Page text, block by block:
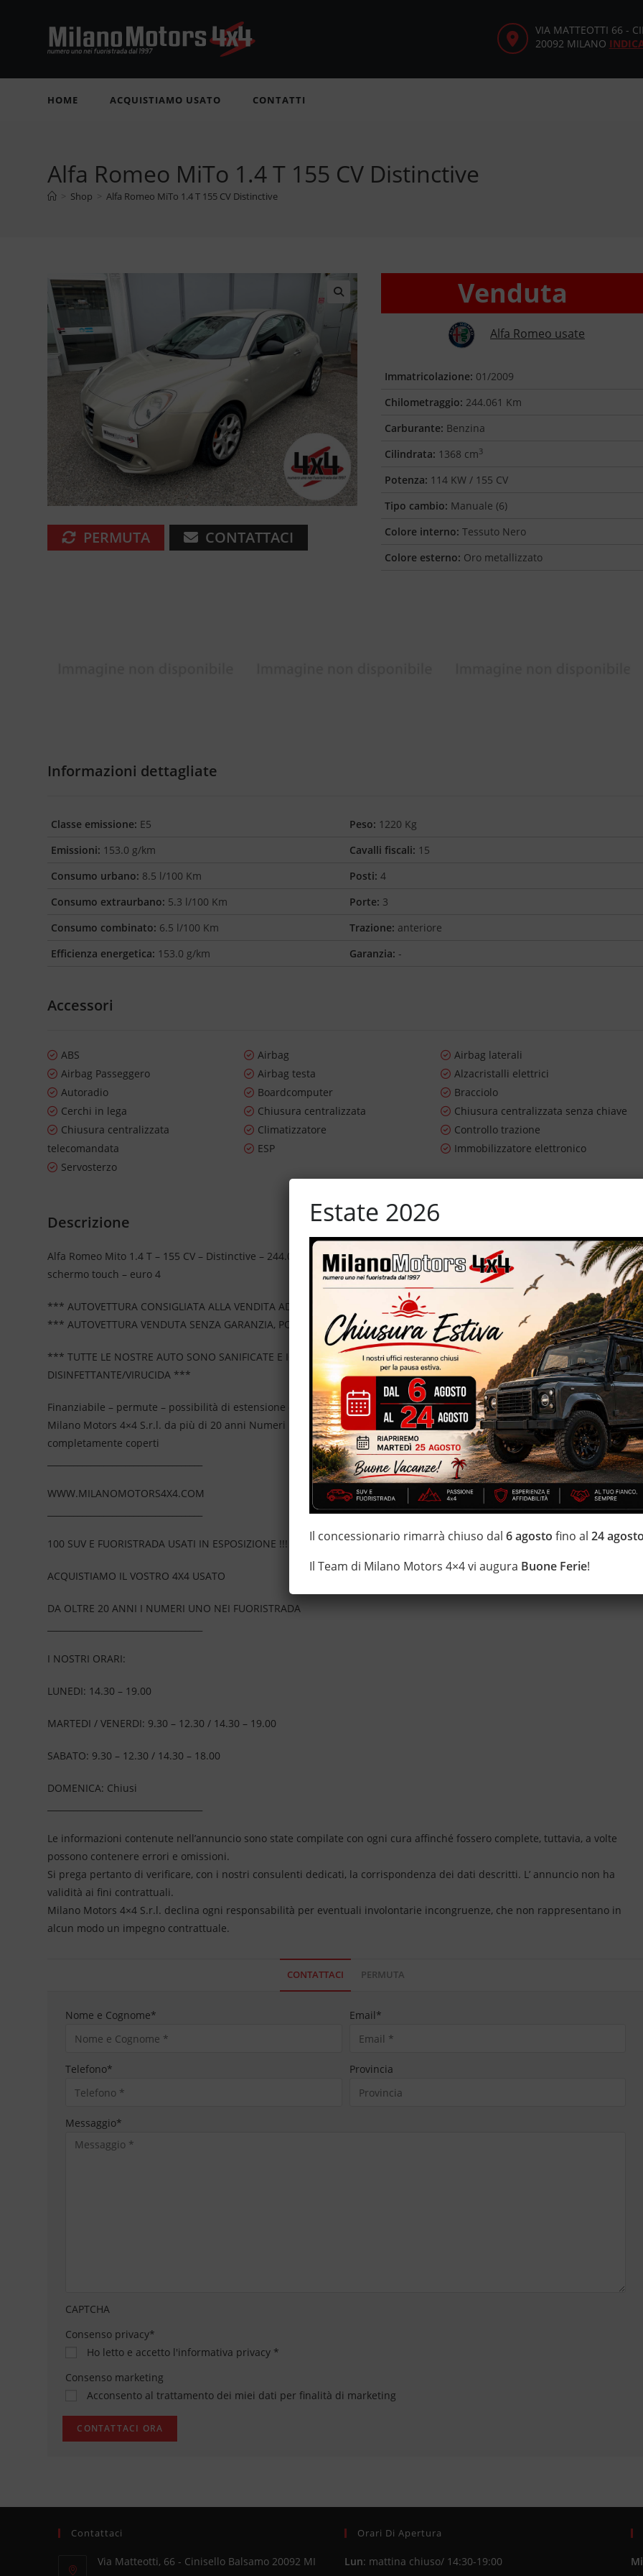
VIA MATTEOTTI 66 -
20092 MILANO
HOME ACQUISTIAMO USATO CONTATTI
Alfa Romeo MiTo 1.4 T 155 CV Distinctive
> Shop > Alfa Romeo MiTo 1.4 T 155 CV Distinctive
🔍
PERMUTA CONTATTACI
Venduta
Alfa Romeo usate
Immatricolazione: 01/2009
Chilometraggio: 244.061 Km
Carburante: Benzina
Cilindrata: 1368 cm3
Potenza: 114 KW / 155 CV
Tipo cambio: Manuale (6)
Colore interno: Tessuto Nero
Colore esterno: Oro metallizzato
Informazioni dettagliate
Classe emissione: E5
Emissioni: 153.0 g/km
Consumo urbano: 8.5 l/100 Km
Consumo extraurbano: 5.3 l/100 Km
Consumo combinato: 6.5 l/100 Km
Efficienza energetica: 153.0 g/km
Peso: 1220 Kg
Cavalli fiscali: 15
Posti: 4
Porte: 3
Trazione: anteriore
Garanzia: -
Accessori
ABS Airbag
Airbag laterali
Airbag Passeggero
Airbag testa
Alzacristalli elettrici
Autoradio
Boardcomputer
Bracciolo
Cerchi in lega
Chiusura centralizzata
Chiusura centralizzata senza chiave
Chiusura centralizzata
telecomandata
Climatizzatore
Controllo trazione
ESP
Immobilizzatore elettronico
Servosterzo
Descrizione
Alfa Romeo Mito 1.4 T – 155 CV – Distinctive – 244.061 km – interni in stoffa – cerchi in lega da 16” – volante multifunzione –
schermo touch – euro 4
*** AUTOVETTURA CONSIGLIATA ALLA VENDITA AD OPERATORE DEL SETTORE – NON VIENE FORNITA GARANZIA ***
*** AUTOVETTURA VENDUTA SENZA GARANZIA, POSSIBILE PROVA SU STRADA PRIMA DELLA VENDITA ***
*** TUTTE LE NOSTRE AUTO SONO SANIFICATE E IGIENIZZATE CON TRATTAMENTI DI VAPORE, OZONO E
DISINFETTANTE/VIRUCIDA ***
Finanziabile – permute – possibilità di estensione della garanzia con i leader del mercato ”Opteven” e ”Mapfre Warranty” –
Milano Motors 4×4 S.r.l. da più di 20 anni Numeri Uno Nei Fuoristrada con un’ esposizione da più di 1.500 mq
completamente coperti
WWW.MILANOMOTORS4X4.COM
100 SUV E FUORISTRADA USATI IN ESPOSIZIONE !!!
ACQUISTIAMO IL VOSTRO 4X4 USATO
DA OLTRE 20 ANNI I NUMERI UNO NEI FUORISTRADA
I NOSTRI ORARI:
LUNEDI: 14.30 – 19.00
MARTEDI / VENERDI: 9.30 – 12.30 / 14.30 – 19.00
SABATO: 9.30 – 12.30 / 14.30 – 18.00
DOMENICA: Chiusi
Le informazioni contenute nell’annuncio sono state compilate con ogni cura affinché fossero complete, tuttavia, a volte
possono contenere errori e omissioni.
Si prega pertanto di verificare, con i nostri consulenti dedicati, la corrispondenza dei dati descritti. L’ annuncio non ha
validità ai fini contrattuali.
Milano Motors 4×4 S.r.l. declina ogni responsabilità per eventuali involontarie incongruenze, che non rappresentano in
alcun modo un impegno contrattuale.
CONTATTACI PERMUTA
Nome e Cognome* Email*
Telefono* Provincia
Messaggio*
CAPTCHA
Consenso privacy*
Ho letto e accetto l'informativa privacy *
Consenso marketing
Acconsento al trattamento dei miei dati per finalità di marketing
Contattaci
Via Matteotti, 66 - Cinisello Balsamo 20092 MI
Orari Di Apertura
Lun: mattina chiuso/ 14:30-19:00
Estate 2026
Il concessionario rimarrà chiuso dal6 agosto fino al24
Il Team di Milano Motors 4×4 vi augura Buone Ferie!